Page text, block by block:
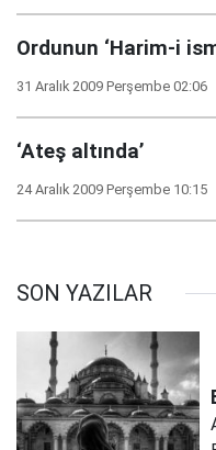
Ordunun ‘Harim-i
31 Aralık 2009 Perşembe 02:06
‘Ateş altında’
24 Aralık 2009 Perşembe 10:15
SON YAZILAR